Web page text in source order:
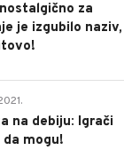
za
je izgubilo naziv,
na debiju: Igrači
mogu!